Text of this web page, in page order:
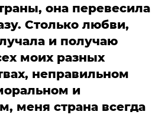
она перевесила
Столько любви,
и получаю
моих разных
неправильном
и
меня страна всегда